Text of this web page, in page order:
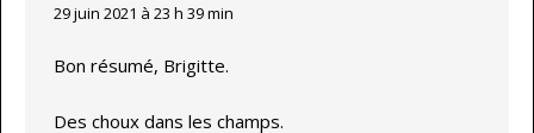
29 juin 2021 à 23 h 39 min
Bon résumé, Brigitte.
Des choux dans les champs.